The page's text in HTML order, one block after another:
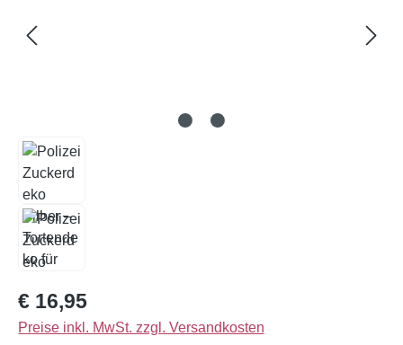
Regulärer Preis:
€ 16,95
Preise inkl. MwSt. zzgl. Versandkosten